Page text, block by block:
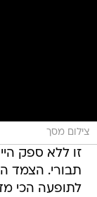
צילום מסך
זו ללא ספק
תבורי. הצמד
לתופעה הכי